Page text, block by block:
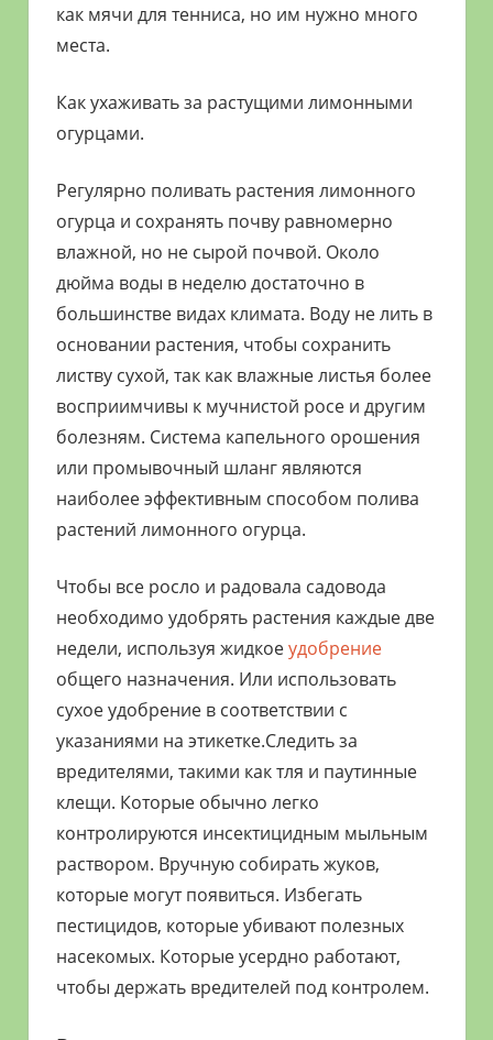
как мячи для тенниса, но им нужно много
места.
Как ухаживать за растущими лимонными
огурцами.
Регулярно поливать растения лимонного
огурца и сохранять почву равномерно
влажной, но не сырой почвой. Около
дюйма воды в неделю достаточно в
большинстве видах климата. Воду не лить в
основании растения, чтобы сохранить
листву сухой, так как влажные листья более
восприимчивы к мучнистой росе и другим
болезням. Система капельного орошения
или промывочный шланг являются
наиболее эффективным способом полива
растений лимонного огурца.
Чтобы все росло и радовала садовода
необходимо удобрять растения каждые две
недели, используя жидкоеудобрение
общего назначения. Или использовать
сухое удобрение в соответствии с
указаниями на этикетке.Следить за
вредителями, такими как тля и паутинные
клещи. Которые обычно легко
контролируются инсектицидным мыльным
раствором. Вручную собирать жуков,
которые могут появиться. Избегать
пестицидов, которые убивают полезных
насекомых. Которые усердно работают,
чтобы держать вредителей под контролем.